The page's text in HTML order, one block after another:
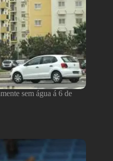
sem água á 6 de